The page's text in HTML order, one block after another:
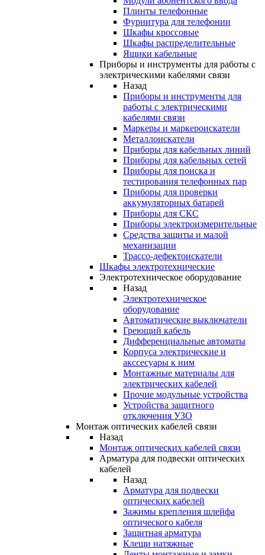
Плинты телефонные
Фурнитура для телефонии
Шкафы кроссовые
Шкафы распределительные
Ящики кабельные
Приборы и инструменты для работы с
электрическими кабелями связи
Назад
Приборы и инструменты для
работы с электрическими
кабелями связи
Маркеры и маркероискатели
Металлоискатели
Приборы для кабельных линий
Приборы для кабельных сетей
Приборы для поиска и
тестирования телефонных пар
Приборы для проверки
аккумуляторных батарей
Приборы для СКС
Приборы электроизмерительные
Средства защиты и малой
механизации
Трассо-дефектоискатели
Шкафы электротехнические
Электротехническое оборудование
Назад
Электротехническое
оборудование
Автоматические выключатели
Греющий кабель
Дифференциальные автоматы
Корпуса электрические и
акссесуары к ним
Монтажные материалы для
электрических кабелей
Прочие модульные устройства
Устройства защитного
отключения УЗО
Монтаж оптических кабелей связи
Назад
Монтаж оптических кабелей связи
Арматура для подвески оптических
кабелей
Назад
Арматура для подвески
оптических кабелей
Зажимы крепления шлейфа
оптического кабеля
Защитная арматура
Клещи натяжные